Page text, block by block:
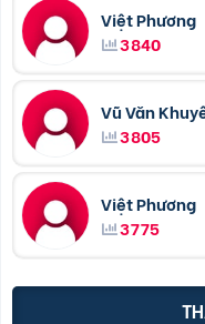
Việt Phương
3840
Vũ Văn
3805
Việt Phương
3775